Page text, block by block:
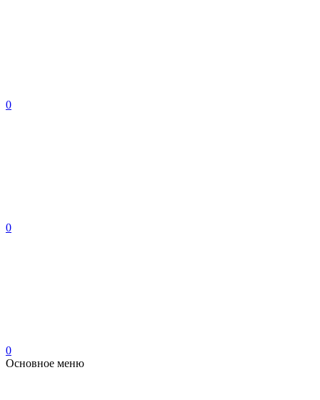
0
0
0
Основное меню